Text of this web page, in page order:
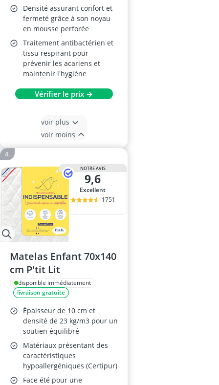
Densité assurant confort et
fermeté grâce à son noyau
en mousse perforée
Traitement antibactérien et
tissu respirant pour
prévenir les acariens et
maintenir l'hygiène
Vérifier le prix →
voir plus
voir moins
NOTRE AVIS
9,6
Excellent
1751
Matelas Enfant 70x140
cm P'tit Lit
disponible immédiatement
livraison gratuite
Épaisseur de 10 cm et
densité de 23 kg/m3 pour un
soutien équilibré
Matériaux présentant des
caractéristiques
hypoallergéniques (Certipur)
Face été pour une